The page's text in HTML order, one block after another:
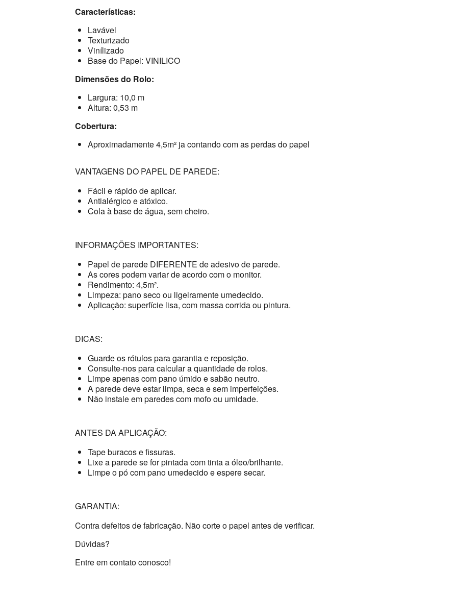
Características:
Lavável
Texturizado
Vinílizado
Base do Papel: VINILICO
Dimensões do Rolo:
Largura: 10,0 m
Altura: 0,53 m
Cobertura:
Aproximadamente 4,5m² ja contando com as perdas do papel
VANTAGENS DO PAPEL DE PAREDE:
Fácil e rápido de aplicar.
Antialérgico e atóxico.
Cola à base de água, sem cheiro.
INFORMAÇÕES IMPORTANTES:
Papel de parede DIFERENTE de adesivo de parede.
As cores podem variar de acordo com o monitor.
Rendimento: 4,5m².
Limpeza: pano seco ou ligeiramente umedecido.
Aplicação: superfície lisa, com massa corrida ou pintura.
DICAS:
Guarde os rótulos para garantia e reposição.
Consulte-nos para calcular a quantidade de rolos.
Limpe apenas com pano úmido e sabão neutro.
A parede deve estar limpa, seca e sem imperfeições.
Não instale em paredes com mofo ou umidade.
ANTES DA APLICAÇÃO:
Tape buracos e fissuras.
Lixe a parede se for pintada com tinta a óleo/brilhante.
Limpe o pó com pano umedecido e espere secar.
GARANTIA:
Contra defeitos de fabricação. Não corte o papel antes de verificar.
Dúvidas?
Entre em contato conosco!